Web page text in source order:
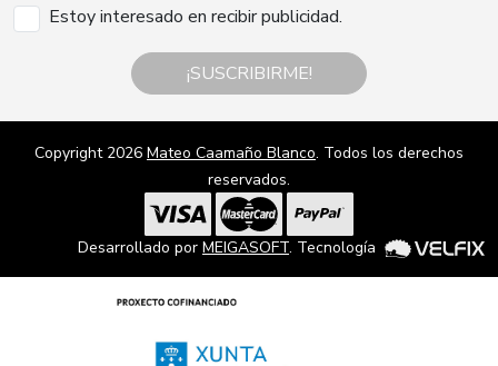
Estoy interesado en recibir publicidad.
¡SUSCRIBIRME!
Copyright 2026 Mateo Caamaño Blanco. Todos los derechos
reservados.
Desarrollado por MEIGASOFT. Tecnología